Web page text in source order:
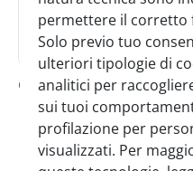
permettere il corretto
Solo previo tuo
ulteriori tipologie di
analitici per
sui tuoi
profilazione per
visualizzati. Per
divella pasta
SINGOLO
1 Pezzo